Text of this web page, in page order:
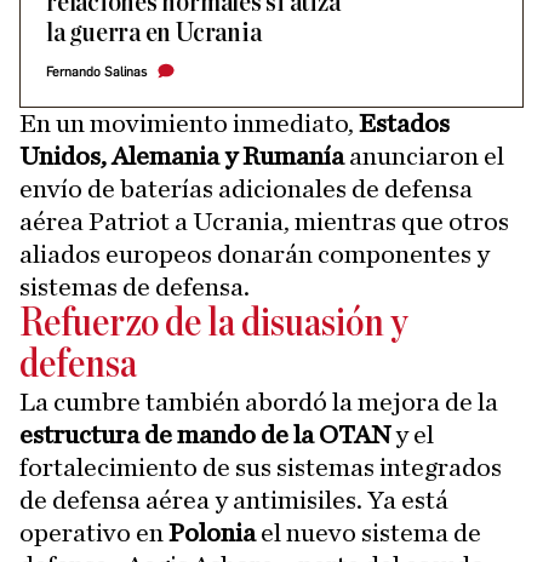
la guerra en Ucrania
Fernando Salinas
En un movimiento inmediato, Estados
Unidos, Alemania y Rumaníaanunciaron el
envío de baterías adicionales de defensa
aérea Patriot a Ucrania, mientras que otros
aliados europeos donarán componentes y
sistemas de defensa.
Refuerzo de la disuasión y
defensa
La cumbre también abordó la mejora de la
estructura de mando de la OTANy el
fortalecimiento de sus sistemas integrados
de defensa aérea y antimisiles. Ya está
operativo en Poloniael nuevo sistema de